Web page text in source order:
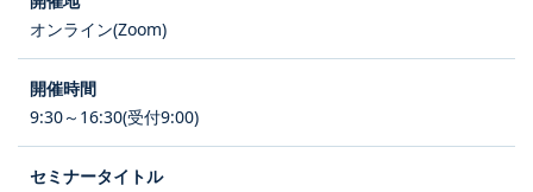
オンライン(Zoom)
9:30～16:30(受付9:00)